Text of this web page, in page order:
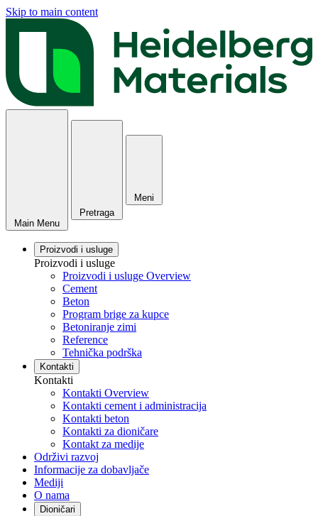
Skip to main content
Main Menu
Pretraga
Meni
Proizvodi i usluge
Proizvodi i usluge
Proizvodi i usluge Overview
Cement
Beton
Program brige za kupce
Betoniranje zimi
Reference
Tehnička podrška
Kontakti
Kontakti
Kontakti Overview
Kontakti cement i administracija
Kontakti beton
Kontakti za dioničare
Kontakt za medije
Održivi razvoj
Informacije za dobavljače
Mediji
O nama
Dioničari